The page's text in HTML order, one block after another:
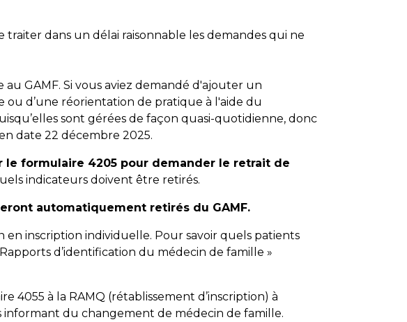
traiter dans un délai raisonnable les demandes qui ne
au GAMF. Si vous aviez demandé d'ajouter un
d’une réorientation de pratique à l'aide du
sont gérées de façon quasi-quotidienne, donc
date 22 décembre 2025.
formulaire 4205 pour demander le retrait de
indicateurs doivent être retirés.
automatiquement retirés du GAMF.
en inscription individuelle. Pour savoir quels patients
d’identification du médecin de famille »
4055 à la RAMQ (rétablissement d’inscription) à
informant du changement de médecin de famille.